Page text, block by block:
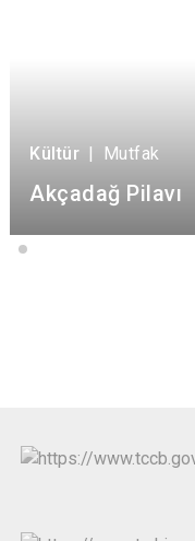
Kültür | Mutfak
Akçadağ Pilavı